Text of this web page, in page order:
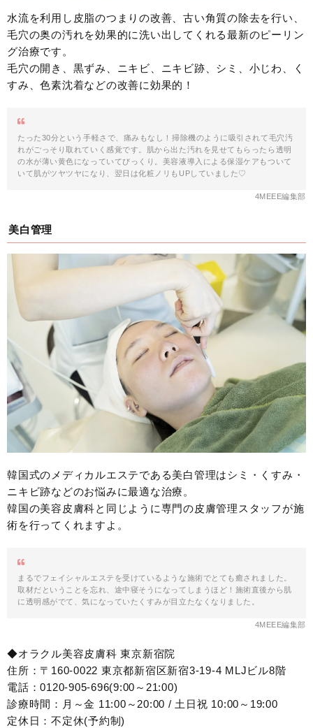
水流を利用し皮脂のつまりの改善、古い角質の除去を行い、
毛穴の奥の汚れを効果的に洗い出してくれる最新のピーリン
グ治療です。
毛穴の開き、黒ずみ、ニキビ、ニキビ跡、シミ、小じわ、く
すみ、色素沈着などの改善に効果的！
たった30分という手軽さで、痛みもなし！掃除機のように吸引されて毛穴汚
れがごっそり取れていく感覚です。肌から出た汚れを見せてもらったら透明
の水が薄い黄色になっていてびっくり。美容液導入による保湿ケアもついて
いて肌がツヤツヤになり、翌日は化粧ノリもUPしていました♡
4MEEE編集部
美白管理
韓国式のメディカルエステである美白管理はシミ・くすみ・
ニキビ跡などのお悩みに最適な治療。
韓国の美容皮膚科と同じように専門の皮膚管理スタッフが施
術を行ってくれますよ。
まるでフェイシャルエステを受けているような施術でとても癒されました。
取材だということを忘れ、途中寝そうになってしまうほど！施術直後から肌
に透明感がでて、気になっていたくすみが目立たなくなりました。
4MEEE編集部
◆オラクル美容皮膚科 東京新宿院
住所：〒160-0022 東京都新宿区新宿3-19-4 MLJビル8階
電話：0120-905-696(9:00～21:00)
診療時間：月～金 11:00～20:00 / 土日祝 10:00～19:00
定休日：不定休(予約制)